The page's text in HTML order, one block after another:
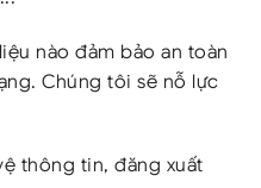
nào đảm bảo an toàn
Chúng tôi sẽ nỗ lực
thông tin, đăng xuất